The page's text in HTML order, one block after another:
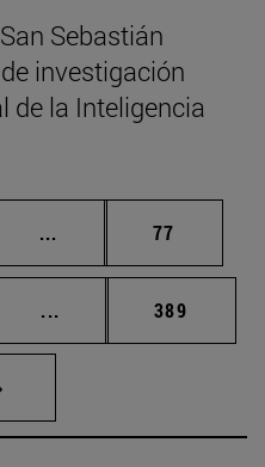
Sebastián
investigación
de la Inteligencia
... Páginas intermedias
Página
77
... Páginas intermedias
Página
389